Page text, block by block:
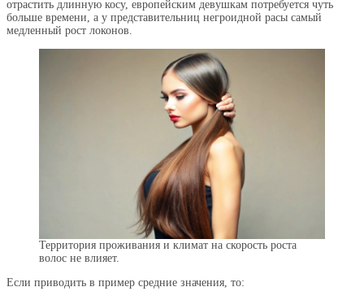
отрастить длинную косу, европейским девушкам потребуется чуть
больше времени, а у представительниц негроидной расы самый
медленный рост локонов.
Территория проживания и климат на скорость роста
волос не влияет.
Если приводить в пример средние значения, то: